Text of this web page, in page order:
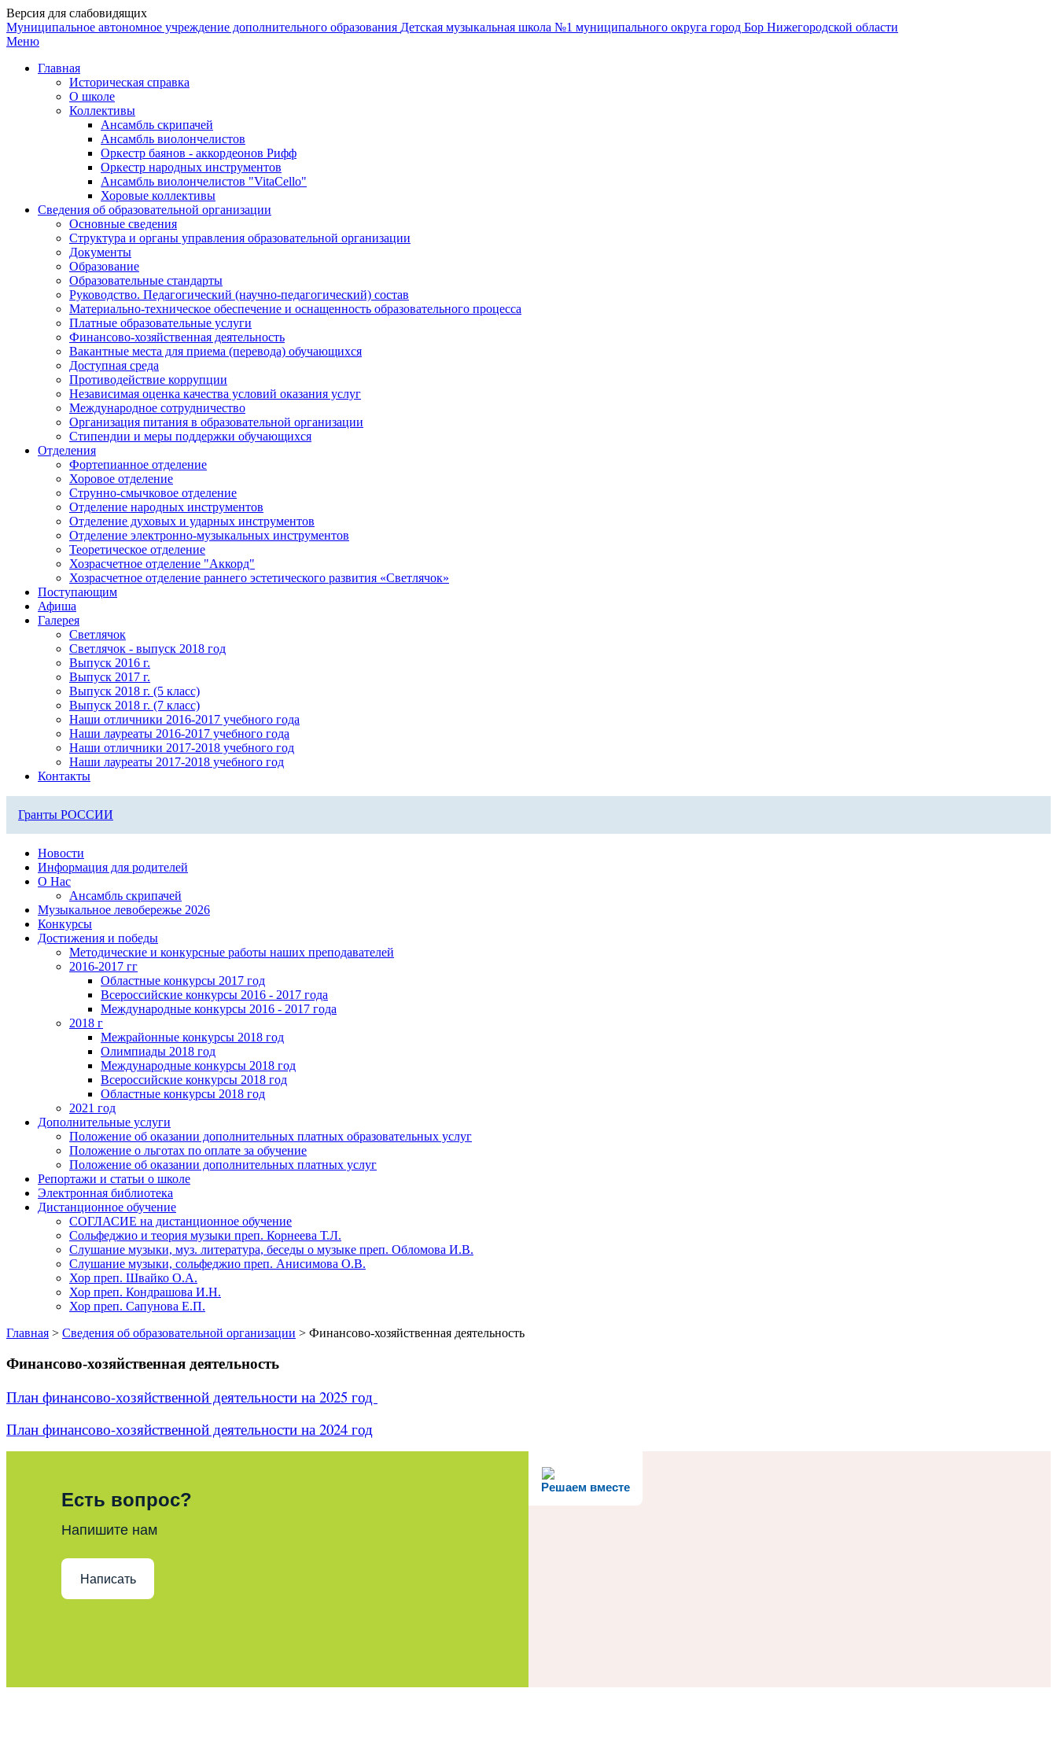
Версия для слабовидящих
Муниципальное автономное учреждение дополнительного образования Детская музыкальная школа №1 муниципального округа город Бор Нижегородской области
Меню
Главная
Историческая справка
О школе
Коллективы
Ансамбль скрипачей
Ансамбль виолончелистов
Оркестр баянов - аккордеонов Рифф
Оркестр народных инструментов
Ансамбль виолончелистов "VitaCello"
Хоровые коллективы
Сведения об образовательной организации
Основные сведения
Структура и органы управления образовательной организации
Документы
Образование
Образовательные стандарты
Руководство. Педагогический (научно-педагогический) состав
Материально-техническое обеспечение и оснащенность образовательного процесса
Платные образовательные услуги
Финансово-хозяйственная деятельность
Вакантные места для приема (перевода) обучающихся
Доступная среда
Противодействие коррупции
Независимая оценка качества условий оказания услуг
Международное сотрудничество
Организация питания в образовательной организации
Стипендии и меры поддержки обучающихся
Отделения
Фортепианное отделение
Хоровое отделение
Струнно-смычковое отделение
Отделение народных инструментов
Отделение духовых и ударных инструментов
Отделение электронно-музыкальных инструментов
Теоретическое отделение
Хозрасчетное отделение "Аккорд"
Хозрасчетное отделение раннего эстетического развития «Светлячок»
Поступающим
Афиша
Галерея
Светлячок
Светлячок - выпуск 2018 год
Выпуск 2016 г.
Выпуск 2017 г.
Выпуск 2018 г. (5 класс)
Выпуск 2018 г. (7 класс)
Наши отличники 2016-2017 учебного года
Наши лауреаты 2016-2017 учебного года
Наши отличники 2017-2018 учебного год
Наши лауреаты 2017-2018 учебного год
Контакты
Гранты РОССИИ
Новости
Информация для родителей
О Нас
Ансамбль скрипачей
Музыкальное левобережье 2026
Конкурсы
Достижения и победы
Методические и конкурсные работы наших преподавателей
2016-2017 гг
Областные конкурсы 2017 год
Всероссийские конкурсы 2016 - 2017 года
Международные конкурсы 2016 - 2017 года
2018 г
Межрайонные конкурсы 2018 год
Олимпиады 2018 год
Международные конкурсы 2018 год
Всероссийские конкурсы 2018 год
Областные конкурсы 2018 год
2021 год
Дополнительные услуги
Положение об оказании дополнительных платных образовательных услуг
Положение о льготах по оплате за обучение
Положение об оказании дополнительных платных услуг
Репортажи и статьи о школе
Электронная библиотека
Дистанционное обучение
СОГЛАСИЕ на дистанционное обучение
Сольфеджио и теория музыки преп. Корнеева Т.Л.
Слушание музыки, муз. литература, беседы о музыке преп. Обломова И.В.
Слушание музыки, сольфеджио преп. Анисимова О.В.
Хор преп. Швайко О.А.
Хор преп. Кондрашова И.Н.
Хор преп. Сапунова Е.П.
Главная > Сведения об образовательной организации > Финансово-хозяйственная деятельность
Финансово-хозяйственная деятельность
План финансово-хозяйственной деятельности на 2025 год
План финансово-хозяйственной деятельности на 2024 год
Решаем вместе
Есть вопрос?
Напишите нам
Написать